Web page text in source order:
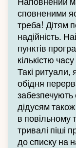
сповненими
треба! Дітям
надійність.
пунктів
кількістю
Такі ритуали,
обідня
забезпечують
дідусям
в повільному
тривалі піші
до списку на